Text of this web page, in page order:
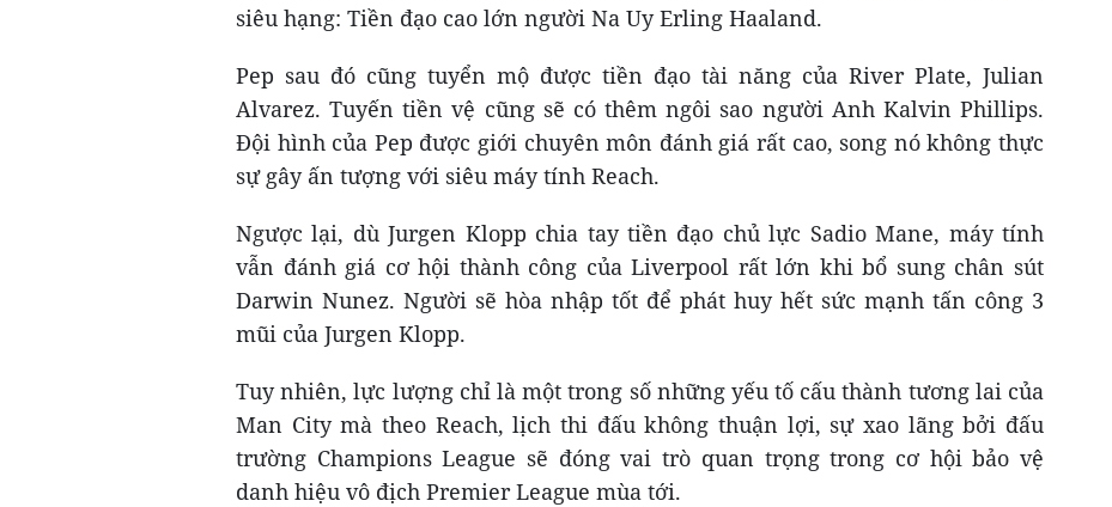
siêu hạng: Tiền đạo cao lớn người Na Uy Erling Haaland.
Pep sau đó cũng tuyển mộ được tiền đạo tài năng của River Plate, Julian
Alvarez. Tuyến tiền vệ cũng sẽ có thêm ngôi sao người Anh Kalvin Phillips.
Đội hình của Pep được giới chuyên môn đánh giá rất cao, song nó không thực
sự gây ấn tượng với siêu máy tính Reach.
Ngược lại, dù Jurgen Klopp chia tay tiền đạo chủ lực Sadio Mane, máy tính
vẫn đánh giá cơ hội thành công của Liverpool rất lớn khi bổ sung chân sút
Darwin Nunez. Người sẽ hòa nhập tốt để phát huy hết sức mạnh tấn công 3
mũi của Jurgen Klopp.
Tuy nhiên, lực lượng chỉ là một trong số những yếu tố cấu thành tương lai của
Man City mà theo Reach, lịch thi đấu không thuận lợi, sự xao lãng bởi đấu
trường Champions League sẽ đóng vai trò quan trọng trong cơ hội bảo vệ
danh hiệu vô địch Premier League mùa tới.